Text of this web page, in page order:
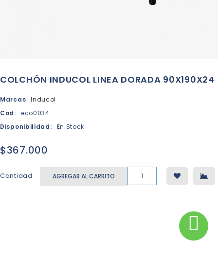
COLCHÓN INDUCOL LINEA DORADA 90X190X24
Marcas
Inducol
Cod:
eco0034
Disponibilidad:
En Stock
$367.000
Cantidad AGREGAR AL CARRITO